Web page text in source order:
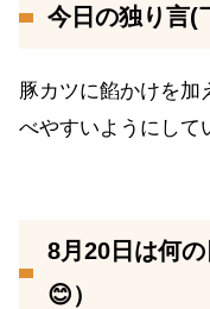
今日の独り
豚カツに餡かけを加
べやすいようにして
8月20日は何
😊）